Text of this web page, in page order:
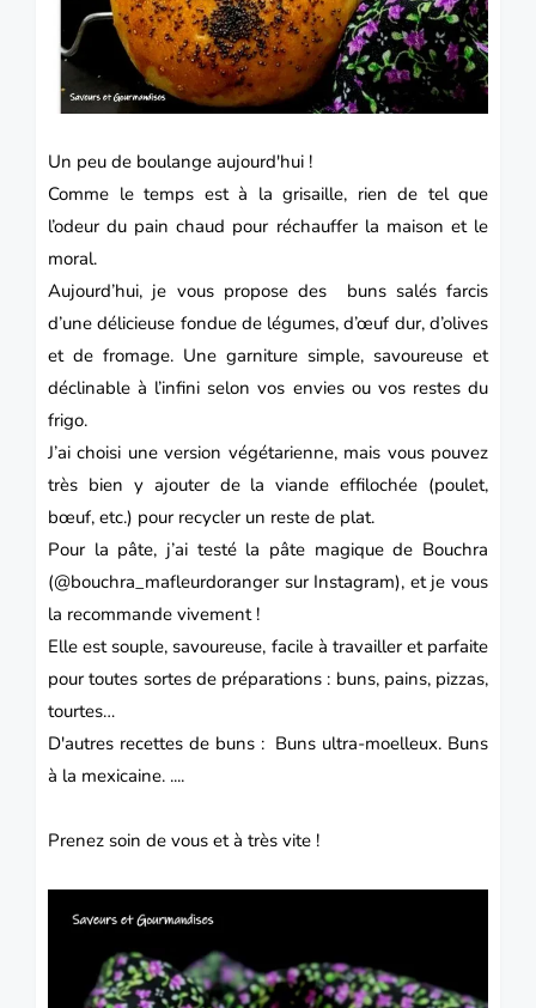
Un peu de boulange aujourd'hui !
Comme le temps est à la grisaille, rien de tel que
l’odeur du pain chaud pour réchauffer la maison et le
moral.
Aujourd’hui, je vous propose des
bunssalés farcis
d’une délicieuse fondue de légumes, d’œuf dur, d’olives
et de fromage. Une garniture simple, savoureuse et
déclinable à l’infini selon vos envies ou vos restes du
frigo.
J’ai choisi uneversion végétarienne, mais vous pouvez
très bien y ajouter de la viande effilochée (poulet,
bœuf, etc.) pour recycler un reste de plat.
Pour la pâte, j’ai testé la pâte magique de Bouchra
(@bouchra_mafleurdoranger sur Instagram), et je vous
la recommande vivement !
Elle est souple, savoureuse, facile à travailler et parfaite
pour toutes sortes de préparations : buns, pains, pizzas,
tourtes…
D'autres recettes de buns : Buns ultra-moelleux. Buns
à la mexicaine. ....
Prenez soin de vous et à très vite !